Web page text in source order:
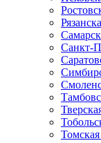
Санкт-
Томская